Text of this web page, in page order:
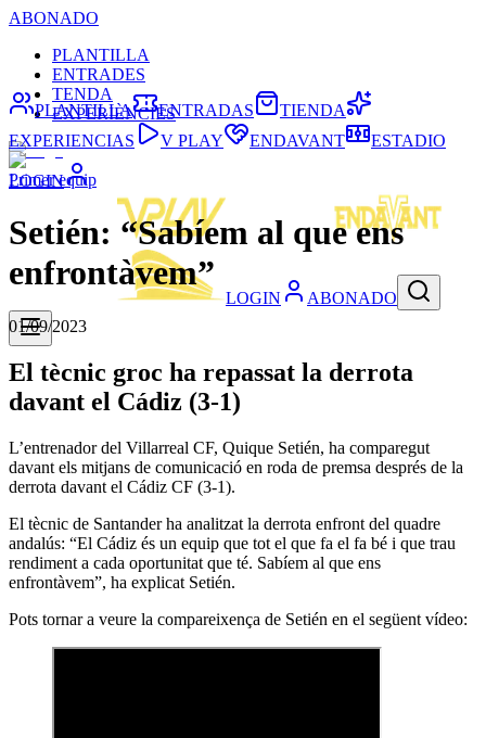
ABONADO
PLANTILLA
ENTRADES
TENDA
EXPERIÈNCIES
LOGIN
LOGIN ABONADO
PLANTILLA ENTRADAS
TIENDA
EXPERIENCIAS
V PLAY ENDAVANT ESTADIO
Primer equip
Setién: “Sabíem al que ens
enfrontàvem”
01/09/2023
El tècnic groc ha repassat la derrota
davant el Cádiz (3-1)
L’entrenador del Villarreal CF, Quique Setién, ha comparegut
davant els mitjans de comunicació en roda de premsa després de la
derrota davant el Cádiz CF (3-1).
El tècnic de Santander ha analitzat la derrota enfront del quadre
andalús: “El Cádiz és un equip que tot el que fa el fa bé i que trau
rendiment a cada oportunitat que té. Sabíem al que ens
enfrontàvem”, ha explicat Setién.
Pots tornar a veure la compareixença de Setién en el següent vídeo: